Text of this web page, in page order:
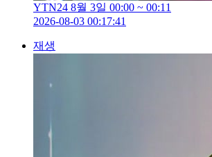
YTN24 8월 3일 00:00 ~ 00:11
2026-08-03 00:17:41
재생